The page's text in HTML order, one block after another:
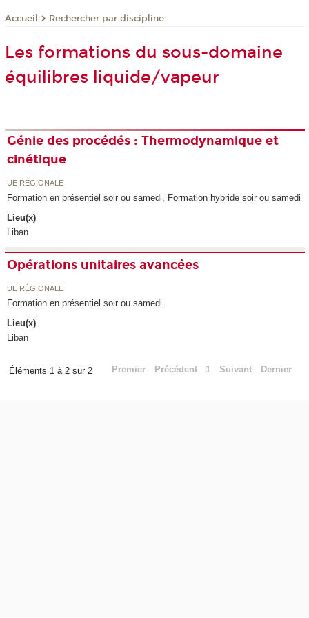
Accueil Rechercher par discipline
Les formations du sous-domaine
équilibres liquide/vapeur
Génie des procédés : Thermodynamique et
cinétique
UE RÉGIONALE
Formation en présentiel soir ou samedi, Formation hybride soir ou samedi
Lieu(x)
Liban
Opérations unitaires avancées
UE RÉGIONALE
Formation en présentiel soir ou samedi
Lieu(x)
Liban
Éléments 1 à 2 sur 2 Premier Précédent 1 Suivant Dernier